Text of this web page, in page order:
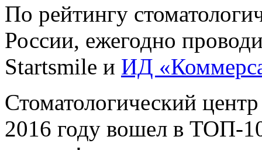
По рейтингу
России, ежегодно
Startsmile и ИД
Стоматологический
2016 году вошел в ТОП-